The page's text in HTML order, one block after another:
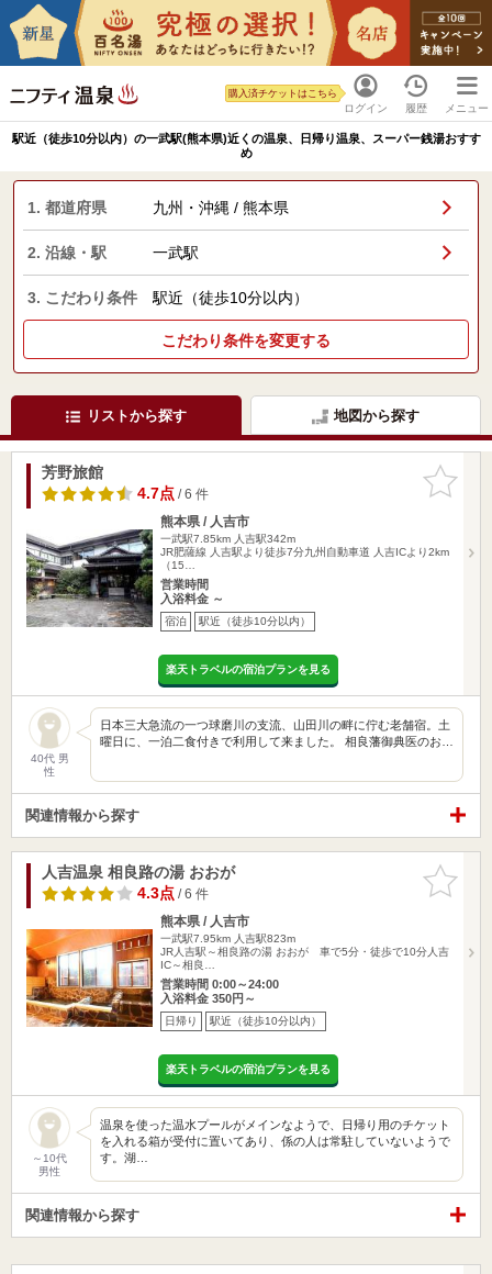
ログイン
購入済チケットはこちら
履歴 メニュー
駅近（徒歩10分以内）の一武駅(熊本県)近くの温泉、日帰り温泉、スーパー銭湯おすす
め
1. 都道府県 九州・沖縄 / 熊本県
2. 沿線・駅 一武駅
3. こだわり条件 駅近（徒歩10分以内）
こだわり条件を変更する
リストから探す 地図から探す
お気に入
りに追加
芳野旅館
4.7点/ 6 件
熊本県 / 人吉市
一武駅7.85km 人吉駅342m
JR肥薩線 人吉駅より徒歩7分九州自動車道 人吉ICより2km
（15…
営業時間
入浴料金 ～
宿泊 駅近（徒歩10分以内）
楽天トラベルの宿泊プランを見る
40代 男
性
日本三大急流の一つ球磨川の支流、山田川の畔に佇む老舗宿。土
曜日に、一泊二食付きで利用して来ました。 相良藩御典医のお…
関連情報から探す
お気に入
りに追加
人吉温泉 相良路の湯 おおが
4.3点/ 6 件
熊本県 / 人吉市
一武駅7.95km 人吉駅823m
JR人吉駅～相良路の湯 おおが 車で5分・徒歩で10分人吉
IC～相良…
営業時間 0:00～24:00
入浴料金 350円～
日帰り 駅近（徒歩10分以内）
楽天トラベルの宿泊プランを見る
～10代
男性
温泉を使った温水プールがメインなようで、日帰り用のチケット
を入れる箱が受付に置いてあり、係の人は常駐していないようで
す。湖…
関連情報から探す